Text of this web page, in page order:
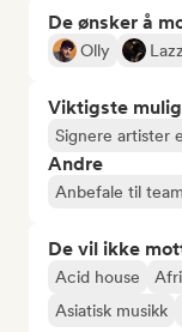
De ønsker å
Olly
Viktigste
Signere artister
Andre
Anbefale til
De vil ikke
Acid house
Asiatisk musikk